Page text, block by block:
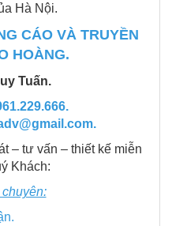
Hà Nội.
CÁO VÀ TRUYỀN
HOÀNG.
Tuấn.
– tư vấn – thiết kế miễn
Khách: